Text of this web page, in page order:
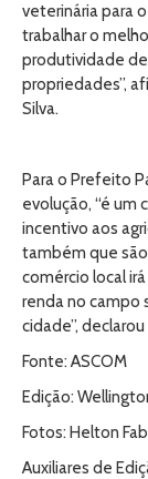
veterinária para
trabalhar o
produtividade
propriedades”,
Silva.
Para o Prefeito
evolução, “é um
incentivo aos
também que
comércio local
renda no campo
cidade”,
Fonte: ASCOM
Edição:
Fotos: Helton
Auxiliares de